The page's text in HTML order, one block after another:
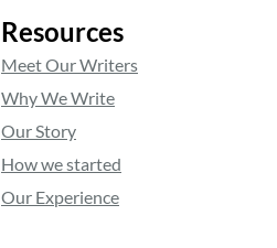
Resources
Meet Our Writers
Why We Write
Our Story
How we started
Our Experience